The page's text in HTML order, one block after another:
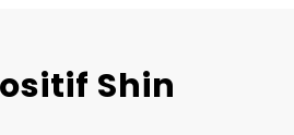
Shin